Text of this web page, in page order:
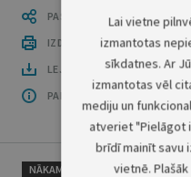
PASTĀSTI CITIEM
IZDRUKĀT PUBLIKĀCIJU
LEJUPLĀDĒT LAIDIENU (PDF)
PAR OFICIĀLO IZDEVUMU
NĀKAMAIS
Lai vietne
izmantotas
sīkdatnes. Ar
izmantotas vēl
mediju un
atveriet "Pielāgot
brīdī mainīt savu
vietnē.